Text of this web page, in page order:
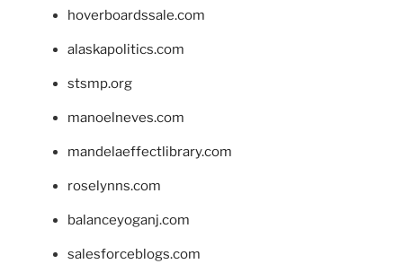
hoverboardssale.com
alaskapolitics.com
stsmp.org
manoelneves.com
mandelaeffectlibrary.com
roselynns.com
balanceyoganj.com
salesforceblogs.com